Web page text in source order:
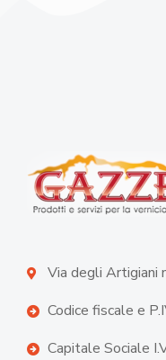
Via degli Artigiani
Codice fiscale e
Capitale Sociale